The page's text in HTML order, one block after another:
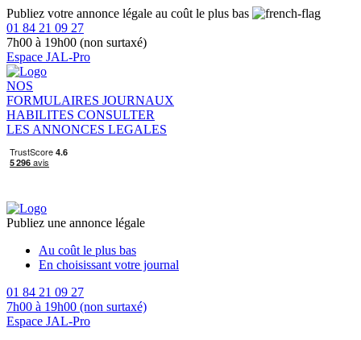
Publiez votre annonce légale au coût le plus bas
01 84 21 09 27
7h00 à 19h00 (non surtaxé)
Espace JAL-Pro
NOS
FORMULAIRES JOURNAUX
HABILITES CONSULTER
LES ANNONCES LEGALES
Publiez une annonce légale
Au coût le plus bas
En choisissant votre journal
01 84 21 09 27
7h00 à 19h00 (non surtaxé)
Espace JAL-Pro